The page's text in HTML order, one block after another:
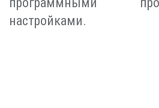
настройками.